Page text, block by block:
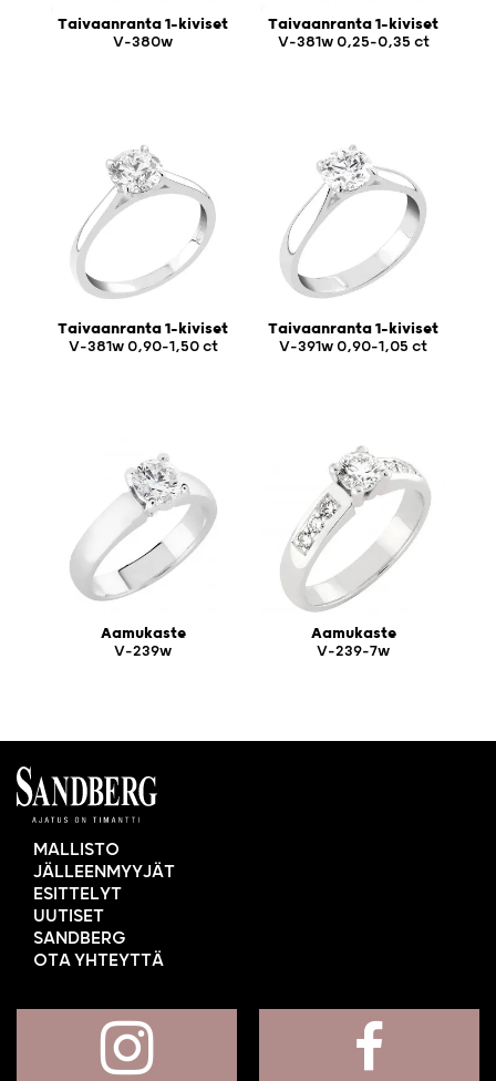
Taivaanranta 1-kiviset
V-380w
Taivaanranta 1-kiviset
V-381w 0,25-0,35 ct
Taivaanranta 1-kiviset
V-381w 0,90-1,50 ct
Taivaanranta 1-kiviset
V-391w 0,90-1,05 ct
Aamukaste
V-239w
Aamukaste
V-239-7w
MALLISTO
JÄLLEENMYYJÄT
ESITTELYT
UUTISET
SANDBERG
OTA YHTEYTTÄ